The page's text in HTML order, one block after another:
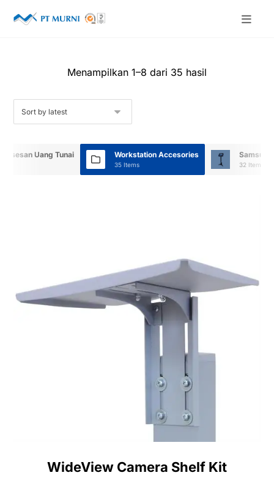
Menampilkan 1–8 dari 35 hasil
Uang Tunai Workstation Accesories
35 Items 32 Items
WideView Camera Shelf Kit